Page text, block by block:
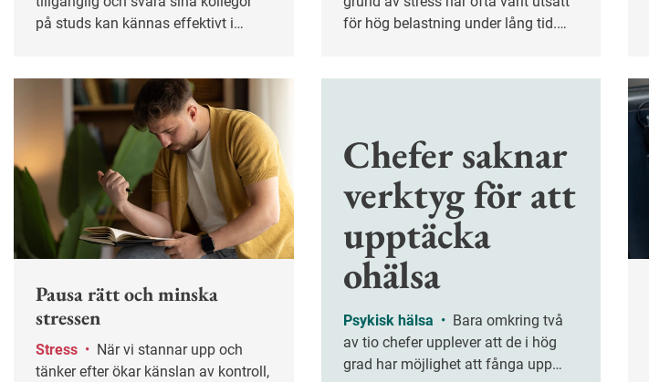
på studs kan kännas effektivt i
Här får du tips på hur du kan sätta
gränser och skapa ett mer hållbart
sätt att vara tillgänglig på jobbet.
för hög belastning under lång tid.
Pausa rätt och minska
stressen
Stress •
tänker efter ökar känslan av kontroll,
Chefer saknar
verktyg för att
upptäcka
ohälsa
Psykisk hälsa •
av tio chefer upplever att de i hög
grad har möjlighet att fånga upp